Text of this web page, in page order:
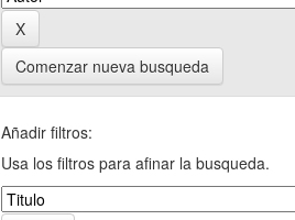
Comenzar nueva busqueda
Añadir filtros:
Usa los filtros para afinar la busqueda.